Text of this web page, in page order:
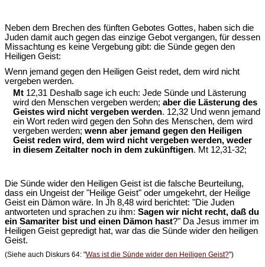
Neben dem Brechen des fünften Gebotes Gottes, haben sich die
Juden damit auch gegen das einzige Gebot vergangen, für dessen
Missachtung es keine Vergebung gibt: die Sünde gegen den
Heiligen Geist:
Wenn jemand gegen den Heiligen Geist redet, dem wird nicht
vergeben werden.
Mt 12,31 Deshalb sage ich euch: Jede Sünde und Lästerung
wird den Menschen vergeben werden; aber die Lästerung des
Geistes wird nicht vergeben werden. 12,32 Und wenn jemand
ein Wort reden wird gegen den Sohn des Menschen, dem wird
vergeben werden; wenn aber jemand gegen den Heiligen
Geist reden wird, dem wird nicht vergeben werden, weder
in diesem Zeitalter noch in dem zukünftigen. Mt 12,31-32;
Die Sünde wider den Heiligen Geist ist die falsche Beurteilung,
dass ein Ungeist der "Heilige Geist" oder umgekehrt, der Heilige
Geist ein Dämon wäre. In Jh 8,48 wird berichtet: "Die Juden
antworteten und sprachen zu ihm: Sagen wir nicht recht, daß du
ein Samariter bist und einen Dämon hast?" Da Jesus immer im
Heiligen Geist gepredigt hat, war das die Sünde wider den heiligen
Geist.
(Siehe auch Diskurs 64: "Was ist die Sünde wider den Heiligen Geist?")